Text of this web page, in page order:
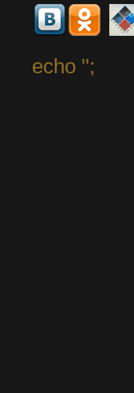
echo '';